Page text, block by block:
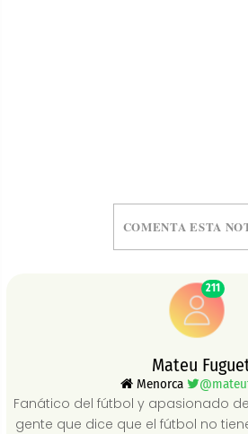
COMENTA ESTA
211
Mateu
Menorca
Fanático del fútbol y apasionado
gente que dice que el fútbol no